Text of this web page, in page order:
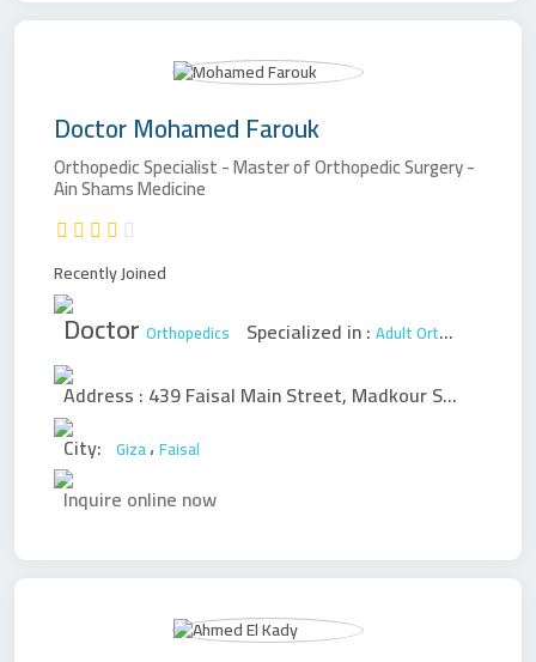
DoctorMohamed Farouk
Orthopedic Specialist - Master of Orthopedic Surgery -
Ain Shams Medicine
Recently Joined
Doctor Orthopedics Specialized in : Adult Orthopedic Surgery
Address : 439 Faisal Main Street, Madkour Station, in front of Kababji El Menoufy
City: Giza، Faisal
Inquire online now